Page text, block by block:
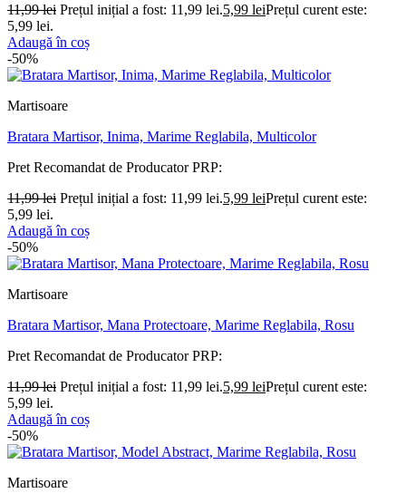
11,99lei Prețul inițial a fost: 11,99 lei.5,99 leiPrețul curent este:
5,99 lei.
Adaugă în coș
-50%
Martisoare
Bratara Martisor, Inima, Marime Reglabila, Multicolor
Pret Recomandat de ProducatorPRP:
11,99lei Prețul inițial a fost: 11,99 lei.5,99 leiPrețul curent este:
5,99 lei.
Adaugă în coș
-50%
Martisoare
Bratara Martisor, Mana Protectoare, Marime Reglabila, Rosu
Pret Recomandat de ProducatorPRP:
11,99lei Prețul inițial a fost: 11,99 lei.5,99 leiPrețul curent este:
5,99 lei.
Adaugă în coș
-50%
Martisoare